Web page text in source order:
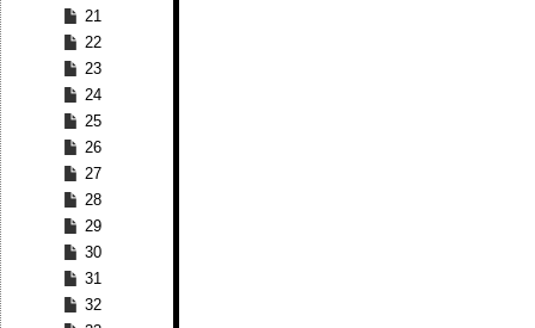
21
22
23
24
25
26
27
28
29
30
31
32